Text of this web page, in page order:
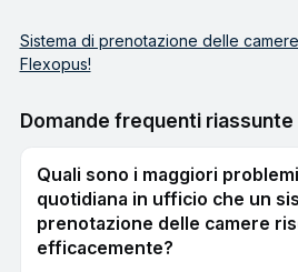
Sistema di prenotazione delle
Flexopus!
Domande frequenti riassunte
Quali sono i maggiori
quotidiana in ufficio che un
prenotazione delle camere
efficacemente?